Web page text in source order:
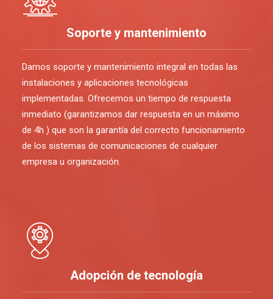
Soporte y mantenimiento
Damos soporte y mantenimiento integral en todas las
instalaciones y aplicaciones tecnológicas
implementadas. Ofrecemos un tiempo de respuesta
inmediato (garantizamos dar respuesta en un máximo
de 4h ) que son la garantía del correcto funcionamiento
de los sistemas de comunicaciones de cualquier
empresa u organización.
Adopción de tecnología